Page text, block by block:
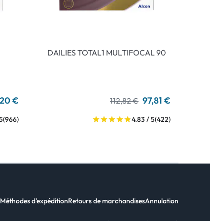
€
(966)
DAILIES TOTAL1 MULTIFOCAL 90
112,82 € 97,81 €
4.83 / 5(422)
Méthodes d'expéditionRetours de marchandisesAnnulation